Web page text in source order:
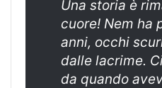
Una storia è
cuore! Nem ha
anni, occhi
dalle lacrime.
da quando